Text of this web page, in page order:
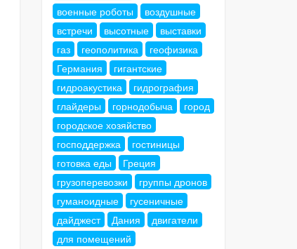
военные роботы
воздушные
встречи
высотные
выставки
газ
геополитика
геофизика
Германия
гигантские
гидроакустика
гидрография
глайдеры
горнодобыча
город
городское хозяйство
господдержка
гостиницы
готовка еды
Греция
грузоперевозки
группы дронов
гуманоидные
гусеничные
дайджест
Дания
двигатели
для помещений